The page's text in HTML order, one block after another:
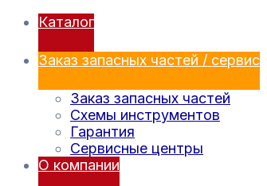
Каталог
Заказ запасных частей / сервис
Заказ запасных частей
Схемы инструментов
Гарантия
Сервисные центры
О компании